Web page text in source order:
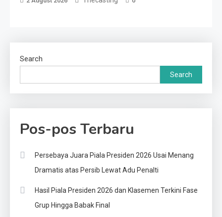
Search
Search
Pos-pos Terbaru
Persebaya Juara Piala Presiden 2026 Usai Menang
Dramatis atas Persib Lewat Adu Penalti
Hasil Piala Presiden 2026 dan Klasemen Terkini Fase
Grup Hingga Babak Final